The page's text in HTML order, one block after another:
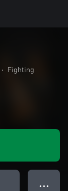
• Fighting
● ● ●